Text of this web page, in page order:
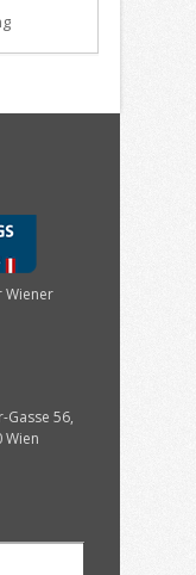
Wiener
Gasse 56,
Wien